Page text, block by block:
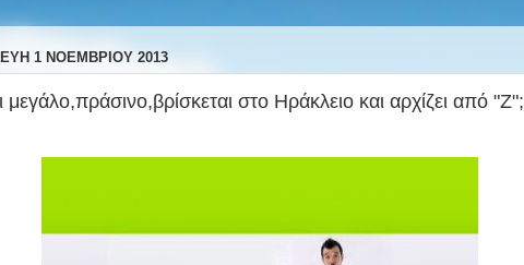
1 ΝΟΕΜΒΡΊΟΥ 2013
μεγάλο,πράσινο,βρίσκεται στο Ηράκλειο και αρχίζει από "Ζ";